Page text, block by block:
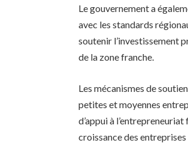
Le gouvernement a
avec les standards
soutenir l’investissement
de la zone franche.
Les mécanismes de
petites et moyennes
d’appui à
croissance des entreprises